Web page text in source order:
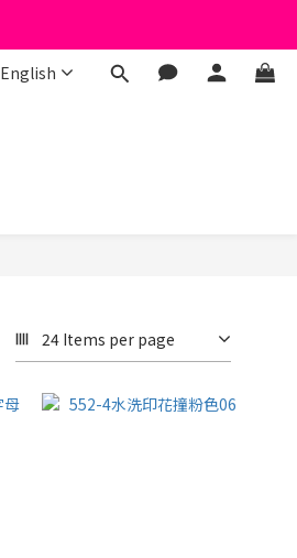
English
24 Items per page